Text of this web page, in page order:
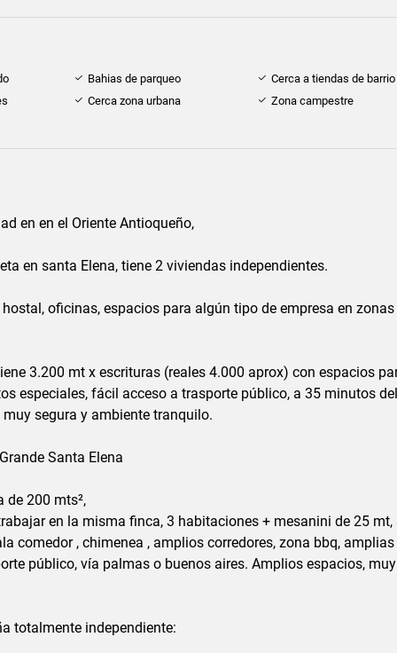
Bahias de parqueo
Cerca a tiendas de barrio
Cerca zona urbana Zona campestre
en en el Oriente Antioqueño,
en santa Elena, tiene 2 viviendas independientes.
oficinas, espacios para algún tipo de empresa en zonas
3.200 mt x escrituras (reales 4.000 aprox) con espacios
especiales, fácil acceso a trasporte público, a 35 minutos
segura y ambiente tranquilo.
Santa Elena
de 200 mts²,
en la misma finca, 3 habitaciones + mesanini de 25 mt,
comedor , chimenea , amplios corredores, zona bbq,
público, vía palmas o buenos aires. Amplios espacios,
totalmente independiente: